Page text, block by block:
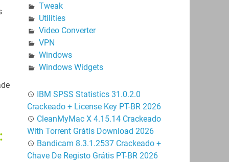
Tweak
Utilities
Video Converter
VPN
Windows
Windows Widgets
IBM SPSS Statistics 31.0.2.0
Crackeado + License Key PT-BR 2026
CleanMyMac X 4.15.14 Crackeado
With Torrent Grátis Download 2026
Bandicam 8.3.1.2537 Crackeado +
Chave De Registo Grátis PT-BR 2026